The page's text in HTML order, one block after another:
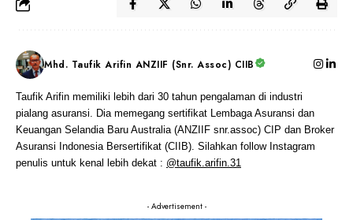
Mhd. Taufik Arifin ANZIIF (Snr. Assoc) CIIB
Taufik Arifin memiliki lebih dari 30 tahun pengalaman di industri
pialang asuransi. Dia memegang sertifikat Lembaga Asuransi dan
Keuangan Selandia Baru Australia (ANZIIF snr.assoc) CIP dan Broker
Asuransi Indonesia Bersertifikat (CIIB). Silahkan follow Instagram
penulis untuk kenal lebih dekat : @taufik.arifin.31
- Advertisement -